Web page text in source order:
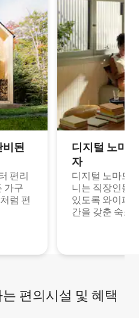
된
편리
가구
럼 편
디지털 노마
자
디지털 노마드
니는 직장인들
있도록 와이파
간을 갖춘 숙소
편의시설 및 혜택